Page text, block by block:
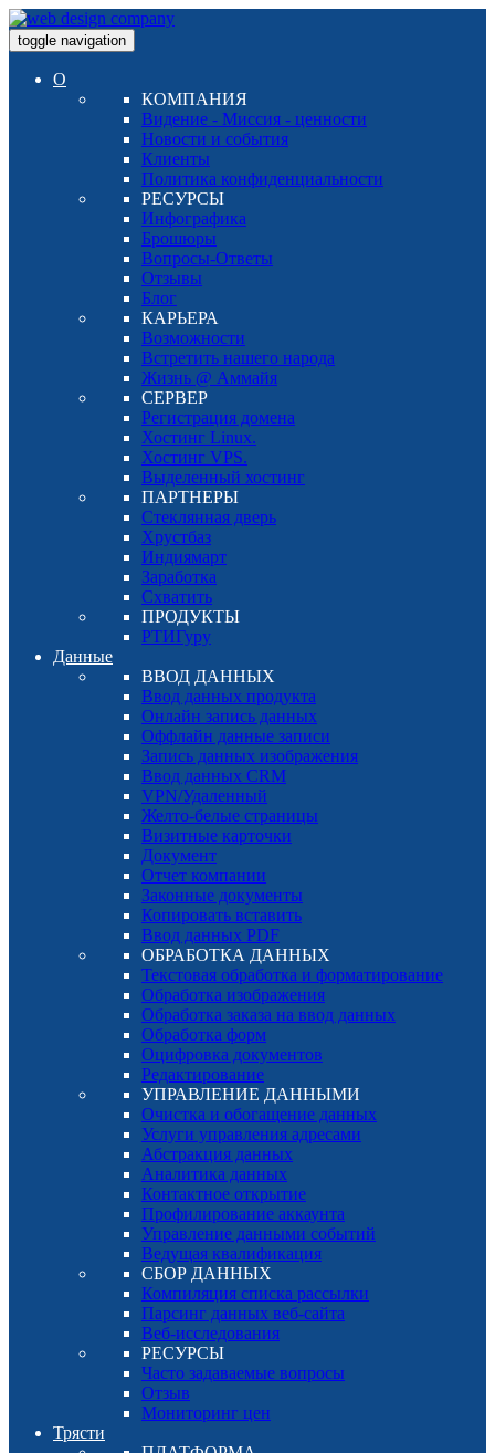
toggle navigation
О
КОМПАНИЯ
Видение - Миссия - ценности
Новости и события
Клиенты
Политика конфиденциальности
РЕСУРСЫ
Инфографика
Брошюры
Вопросы-Ответы
Отзывы
Блог
КАРЬЕРА
Возможности
Встретить нашего народа
Жизнь @ Аммайя
СЕРВЕР
Регистрация домена
Хостинг Linux.
Хостинг VPS.
Выделенный хостинг
ПАРТНЕРЫ
Стеклянная дверь
Хрустбаз
Индиямарт
Заработка
Схватить
ПРОДУКТЫ
РТИГуру
Данные
ВВОД ДАННЫХ
Ввод данных продукта
Онлайн запись данных
Оффлайн данные записи
Запись данных изображения
Ввод данных CRM
VPN/Удаленный
Желто-белые страницы
Визитные карточки
Документ
Отчет компании
Законные документы
Копировать вставить
Ввод данных PDF
ОБРАБОТКА ДАННЫХ
Текстовая обработка и форматирование
Обработка изображения
Обработка заказа на ввод данных
Обработка форм
Оцифровка документов
Редактирование
УПРАВЛЕНИЕ ДАННЫМИ
Очистка и обогащение данных
Услуги управления адресами
Абстракция данных
Аналитика данных
Контактное открытие
Профилирование аккаунта
Управление данными событий
Ведущая квалификация
СБОР ДАННЫХ
Компиляция списка рассылки
Парсинг данных веб-сайта
Веб-исследования
РЕСУРСЫ
Часто задаваемые вопросы
Отзыв
Мониторинг цен
Трясти